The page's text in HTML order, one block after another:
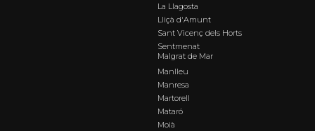
La Llagosta
Lliçà d'Amunt
Sant Vicenç dels Horts
Sentmenat
Malgrat de Mar
Manlleu
Manresa
Martorell
Mataró
Moià